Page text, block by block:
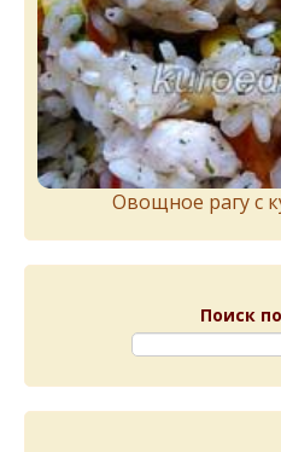
Овощное рагу с
Поиск